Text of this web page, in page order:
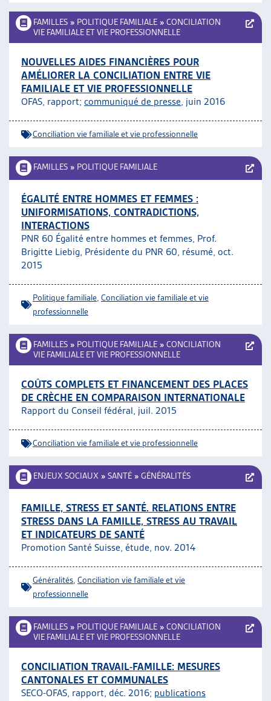
FAMILLES » POLITIQUE FAMILIALE » CONCILIATION
VIE FAMILIALE ET VIE PROFESSIONNELLE
NOUVELLES AIDES FINANCIÈRES POUR
AMÉLIORER LA CONCILIATION ENTRE VIE
FAMILIALE ET VIE PROFESSIONNELLE
OFAS, rapport; communiqué de presse, juin 2016
Conciliation vie familiale et vie professionnelle
FAMILLES » POLITIQUE FAMILIALE
ÉGALITÉ ENTRE HOMMES ET FEMMES :
UNIFORMISATIONS, CONTRADICTIONS,
INTERACTIONS
PNR 60 Égalité entre hommes et femmes, Prof.
Brigitte Liebig, Présidente du PNR 60, résumé, oct.
2015
Politique familiale Conciliation vie familiale et vie
professionnelle
FAMILLES » POLITIQUE FAMILIALE » CONCILIATION
VIE FAMILIALE ET VIE PROFESSIONNELLE
COÛTS COMPLETS ET FINANCEMENT DES PLACES
DE CRÈCHE EN COMPARAISON INTERNATIONALE
Rapport du Conseil fédéral, juil. 2015
Conciliation vie familiale et vie professionnelle
ENJEUX SOCIAUX » SANTÉ » GÉNÉRALITÉS
FAMILLE, STRESS ET SANTÉ. RELATIONS ENTRE
STRESS DANS LA FAMILLE, STRESS AU TRAVAIL
ET INDICATEURS DE SANTÉ
Promotion Santé Suisse, étude, nov. 2014
Généralités Conciliation vie familiale et vie
professionnelle
FAMILLES » POLITIQUE FAMILIALE » CONCILIATION
VIE FAMILIALE ET VIE PROFESSIONNELLE
CONCILIATION TRAVAIL-FAMILLE: MESURES
CANTONALES ET COMMUNALES
SECO-OFAS, rapport, déc. 2016; publications